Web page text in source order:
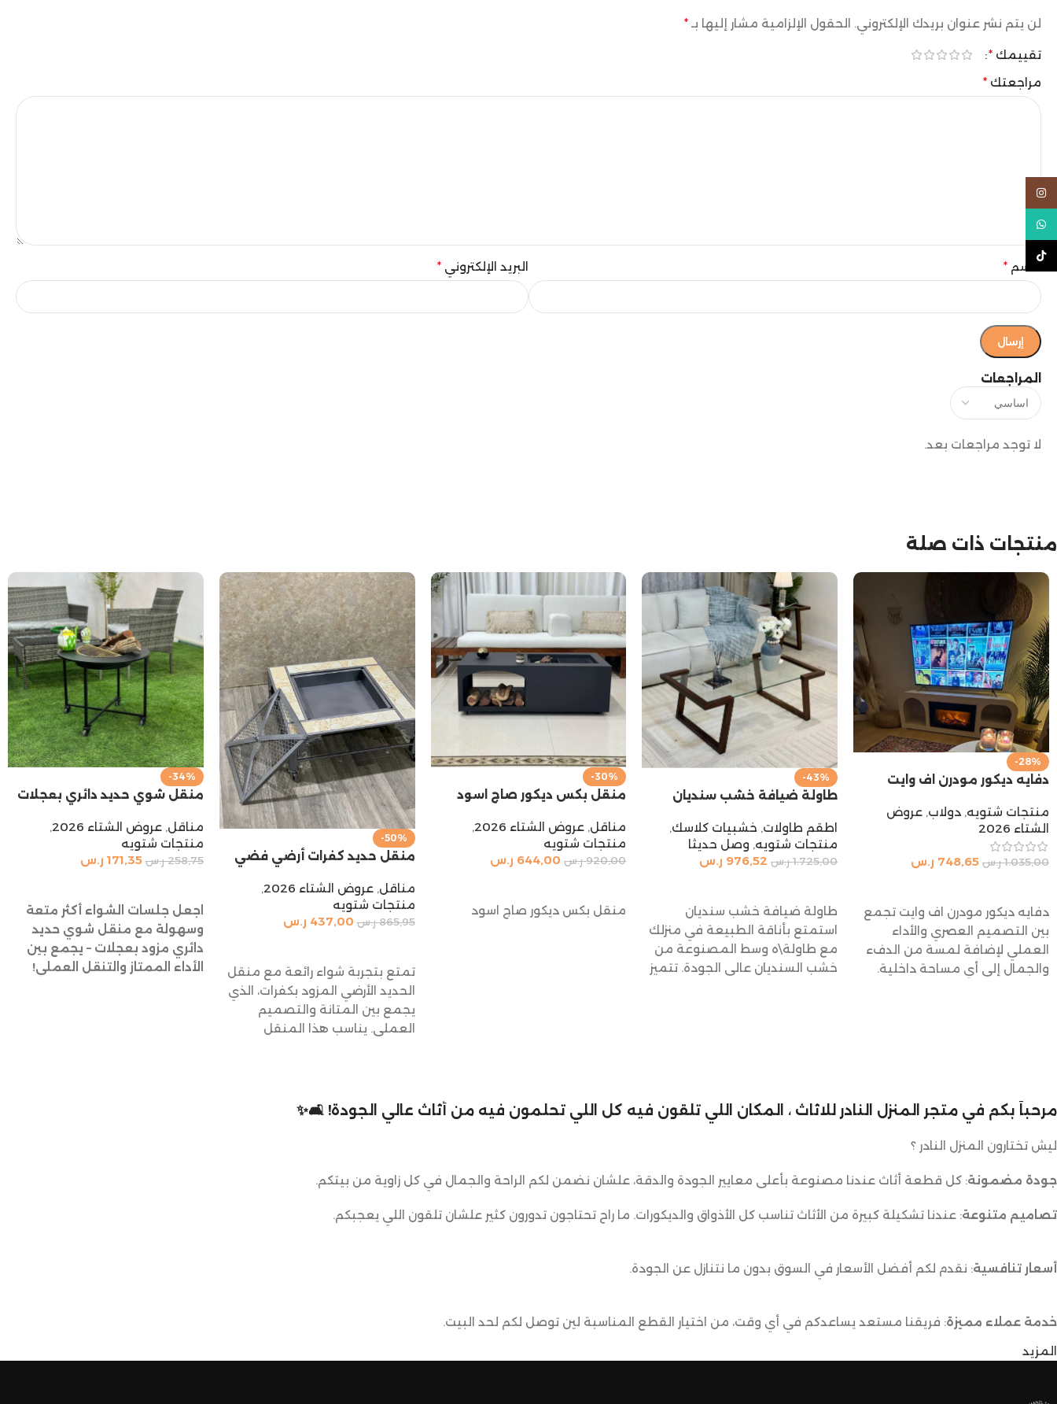
المراجعات
لا توجد مراجعات بعد.
لن يتم نشر عنوان بريدك الإلكتروني. الحقول الإلزامية مشار إليها بـ *
تقييمك *
مراجعتك *
الاسم * البريد الإلكتروني *
منتجات ذات صلة
-28%
دفايه ديكور مودرن اف وايت
منتجات شتويه, دولاب, عروض
الشتاء 2026
1.035,00 ر.س 748,65 ر.س
دفايه ديكور مودرن اف وايت تجمع
بين التصميم العصري والأداء
العملي لإضافة لمسة من الدفء
والجمال إلى أي مساحة داخلية.
-43%
طاولة ضيافة خشب سنديان
اطقم طاولات, خشبيات كلاسك,
منتجات شتويه, وصل حديثا
1.725,00 ر.س 976,52 ر.س
طاولة ضيافة خشب سنديان
استمتع بأناقة الطبيعة في منزلك
مع طاولة\ه وسط المصنوعة من
خشب السنديان عالي الجودة. تتميز
-30%
منقل بكس ديكور صاج اسود
مناقل, عروض الشتاء 2026
,
منتجات شتويه
920,00 ر.س 644,00 ر.س
منقل بكس ديكور صاج اسود
-50%
منقل حديد كفرات أرضي فضي
مناقل, عروض الشتاء 2026
,
منتجات شتويه
865,95 ر.س 437,00 ر.س
تمتع بتجربة شواء رائعة مع منقل
الحديد الأرضي المزود بكفرات، الذي
يجمع بين المتانة والتصميم
العملي. يناسب هذا المنقل
-34%
منقل شوي حديد دائري بعجلات
مناقل, عروض الشتاء 2026
,
منتجات شتويه
258,75 ر.س 171,35 ر.س
اجعل جلسات الشواء أكثر متعة
وسهولة مع منقل شوي حديد
دائري مزود بعجلات – يجمع بين
الأداء الممتاز والتنقل العملي!
مرحباً بكم في متجر المنزل النادر للاثاث ، المكان اللي تلقون فيه كل اللي تحلمون فيه من أثاث عالي الجودة! 🛋️✨
ليش تختارون المنزل النادر ؟
جودة مضمونة: كل قطعة أثاث عندنا مصنوعة بأعلى معايير الجودة والدقة، علشان نضمن لكم الراحة والجمال في كل زاوية من بيتكم.
تصاميم متنوعة: عندنا تشكيلة كبيرة من الأثاث تناسب كل الأذواق والديكورات. ما راح تحتاجون تدورون كثير علشان تلقون اللي يعجبكم.
أسعار تنافسية: نقدم لكم أفضل الأسعار في السوق بدون ما نتنازل عن الجودة.
خدمة عملاء مميزة: فريقنا مستعد يساعدكم في أي وقت، من اختيار القطع المناسبة لين توصل لكم لحد البيت.
المزيد